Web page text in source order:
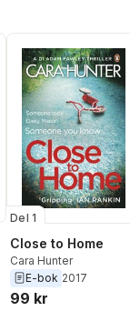
röster:
Del 1
Close to Home
Cara Hunter
E-bok 2017
99 kr